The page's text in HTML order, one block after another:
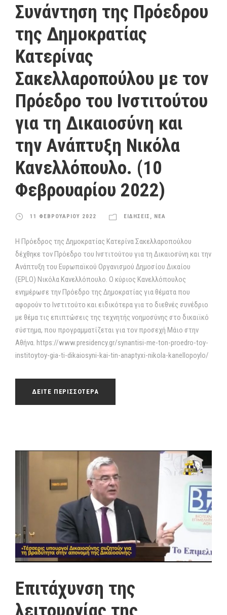
Συνάντηση της Πρόεδρου
της Δημοκρατίας
Κατερίνας
Σακελλαροπούλου με τον
Πρόεδρο του Ινστιτούτου
για τη Δικαιοσύνη και
την Ανάπτυξη Νικόλα
Κανελλόπουλο. (10
Φεβρουαρίου 2022)
11 ΦΕΒΡΟΥΑΡΙΟΥ 2022 ΕΙΔΗΣΕΙΣ , ΝΕΑ
Η Πρόεδρος της Δημοκρατίας Κατερίνα Σακελλαροπούλου
δέχθηκε τον Πρόεδρο του Ινστιτούτου για τη Δικαιοσύνη και την
Ανάπτυξη του Ευρωπαϊκού Οργανισμού Δημοσίου Δικαίου
(EPLO) Νικόλα Κανελλόπουλο. O κύριος Κανελλόπουλος
ενημέρωσε την Πρόεδρο της Δημοκρατίας για θέματα που
αφορούν το Ινστιτούτο και ειδικότερα για το διεθνές συνέδριο
με θέμα τις επιπτώσεις της τεχνητής νοημοσύνης στο δικαιϊκό
σύστημα, που προγραμματίζεται για τον προσεχή Μάιο στην
Αθήνα. https://www.presidency.gr/synantisi-me-ton-proedro-toy-
institoytoy-gia-ti-dikaiosyni-kai-tin-anaptyxi-nikola-kanellopoylo/
ΔΕΙΤΕ ΠΕΡΙΣΣΟΤΕΡΑ
Επιτάχυνση της
λειτουργίας της